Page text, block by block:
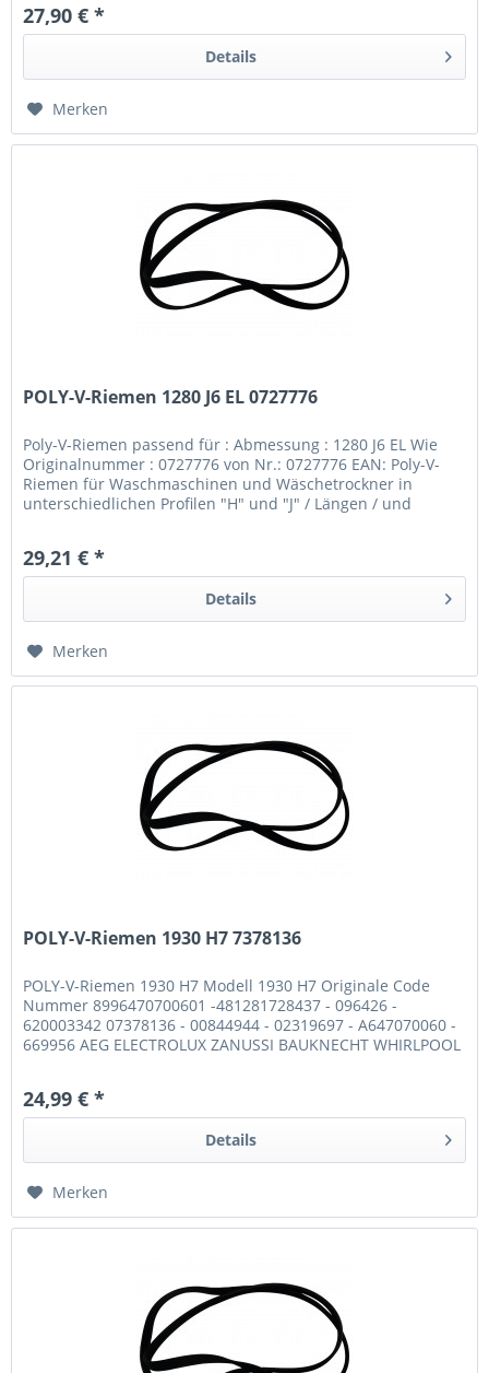
27,90 € *
Details
Merken
POLY-V-Riemen 1280 J6 EL 0727776
Poly-V-Riemen passend für : Abmessung : 1280 J6 EL Wie
Originalnummer : 0727776 von Nr.: 0727776 EAN: Poly-V-
Riemen für Waschmaschinen und Wäschetrockner in
unterschiedlichen Profilen "H" und "J" / Längen / und
29,21 € *
Details
Merken
POLY-V-Riemen 1930 H7 7378136
POLY-V-Riemen 1930 H7 Modell 1930 H7 Originale Code
Nummer 8996470700601 -481281728437 - 096426 -
620003342 07378136 - 00844944 - 02319697 - A647070060 -
669956 AEG ELECTROLUX ZANUSSI BAUKNECHT WHIRLPOOL
24,99 € *
Details
Merken